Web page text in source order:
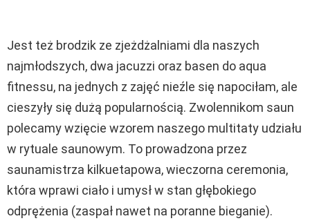
Jest też brodzik ze zjeżdżalniami dla naszych
najmłodszych, dwa jacuzzi oraz basen do aqua
fitnessu, na jednych z zajęć nieźle się napociłam, ale
cieszyły się dużą popularnością. Zwolennikom saun
polecamy wzięcie wzorem naszego multitaty udziału
w rytuale saunowym. To prowadzona przez
saunamistrza kilkuetapowa, wieczorna ceremonia,
która wprawi ciało i umysł w stan głębokiego
odprężenia (zaspał nawet na poranne bieganie).